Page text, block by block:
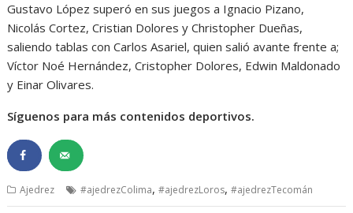
Gustavo López superó en sus juegos a Ignacio Pizano,
Nicolás Cortez, Cristian Dolores y Christopher Dueñas,
saliendo tablas con Carlos Asariel, quien salió avante frente a;
Víctor Noé Hernández, Cristopher Dolores, Edwin Maldonado
y Einar Olivares.
Síguenos para más contenidos deportivos.
Ajedrez #ajedrezColima,#ajedrezLoros,#ajedrezTecomán